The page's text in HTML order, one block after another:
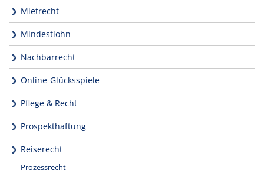
Mietrecht
Mindestlohn
Nachbarrecht
Online-Glücksspiele
Pflege & Recht
Prospekthaftung
Reiserecht
Prozessrecht